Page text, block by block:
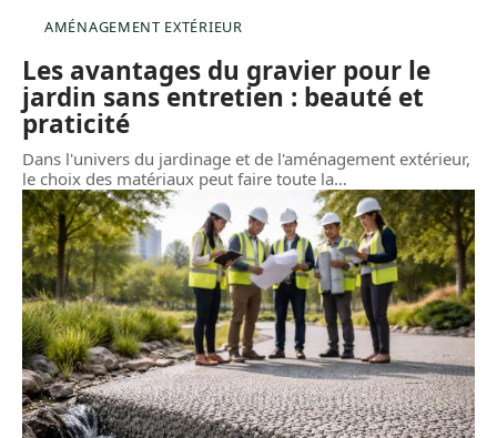
AMÉNAGEMENT EXTÉRIEUR
Les avantages du gravier pour le
jardin sans entretien : beauté et
praticité
Dans l'univers du jardinage et de l'aménagement extérieur,
le choix des matériaux peut faire toute la…